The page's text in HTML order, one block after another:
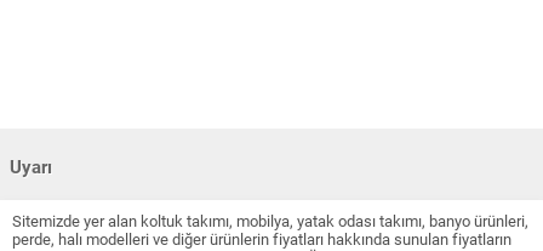
Uyarı
Sitemizde yer alan koltuk takımı, mobilya, yatak odası takımı, banyo ürünleri,
perde, halı modelleri ve diğer ürünlerin fiyatları hakkında sunulan fiyatların